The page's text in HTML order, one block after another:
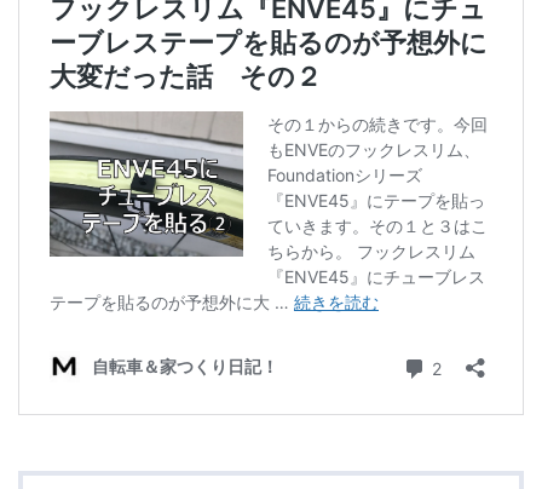
ブルベレポート2019
ブルベレポート2018
ブルベレポート2017
ブルベレポート2016
ブルべレポート2015
ブルべレポート2014